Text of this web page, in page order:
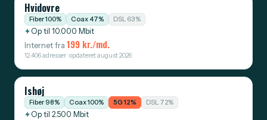
Hvidovre
Fiber 100% Coax 47% DSL 63%
Op til 10.000 Mbit
Internet fra 199 kr./md.
12.406 adresser · opdateret august 2026
Ishøj
Fiber 98% Coax 100% 5G 12% DSL 72%
Op til 2.500 Mbit